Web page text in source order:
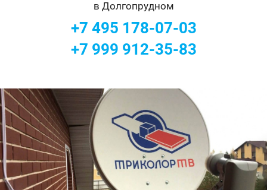
в Долгопрудном
+7 495 178-07-03
+7 999 912-35-83